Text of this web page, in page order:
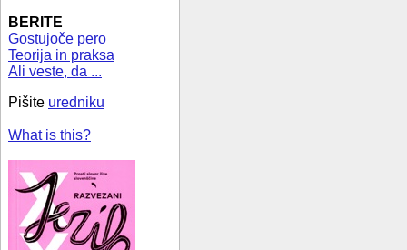
BERITE
Gostujoče pero
Teorija in praksa
Ali veste, da ...
Pišite uredniku
What is this?